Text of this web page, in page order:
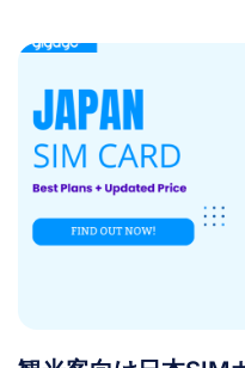
絡、到着後のSNSへの投
や通信には十分で信頼性
リーミングや大容量ファ
通信量を多く消費する作
は旅行者向けに無料Wi-Fi
港や北京市内における通
限についてあらかじめ把
う。 北京空港のWi-Fiへ
認し、中国・北京での滞
を利用できるようにしま
（PEK）には無料Wi-Fi
は、「AIRPORT-FREE-